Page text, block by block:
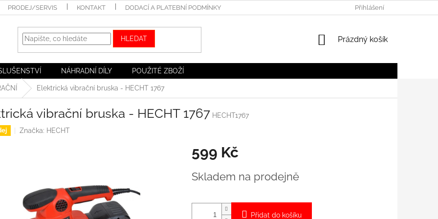
PRODEJ/SERVIS KONTAKT DODACÍ A PLATEBNÍ PODMÍNKY Přihlášení
HLEDAT
NÁKUPNÍ
Prázdný košík
NÁHRADNÍ DÍLY POUŽITÉ ZBOŽÍ
Elektrická vibrační bruska - HECHT 1767
vibrační bruska - HECHT 1767 HECHT1767
Značka: HECHT
599 Kč
cena:
Skladem na prodejně
Přidat do košíku